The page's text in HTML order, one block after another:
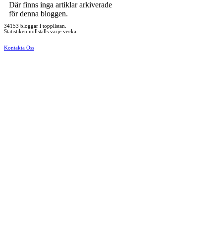
Där finns inga artiklar arkiverade
för denna bloggen.
34153 bloggar i topplistan.
Statistiken nollställs varje vecka.
Kontakta Oss